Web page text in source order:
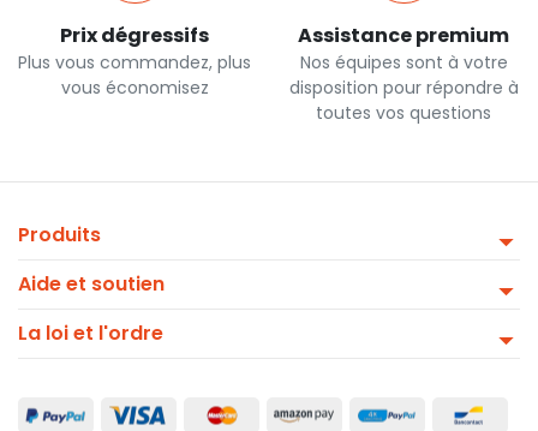
Prix dégressifs
Plus vous commandez, plus
vous économisez
Assistance premium
Nos équipes sont à votre
disposition pour répondre à
toutes vos questions
Produits
Aide et soutien
La loi et l'ordre